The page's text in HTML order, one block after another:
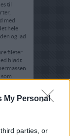
My Personal
parties, or
til
med
hele
og lad
fileter.
blødt
og